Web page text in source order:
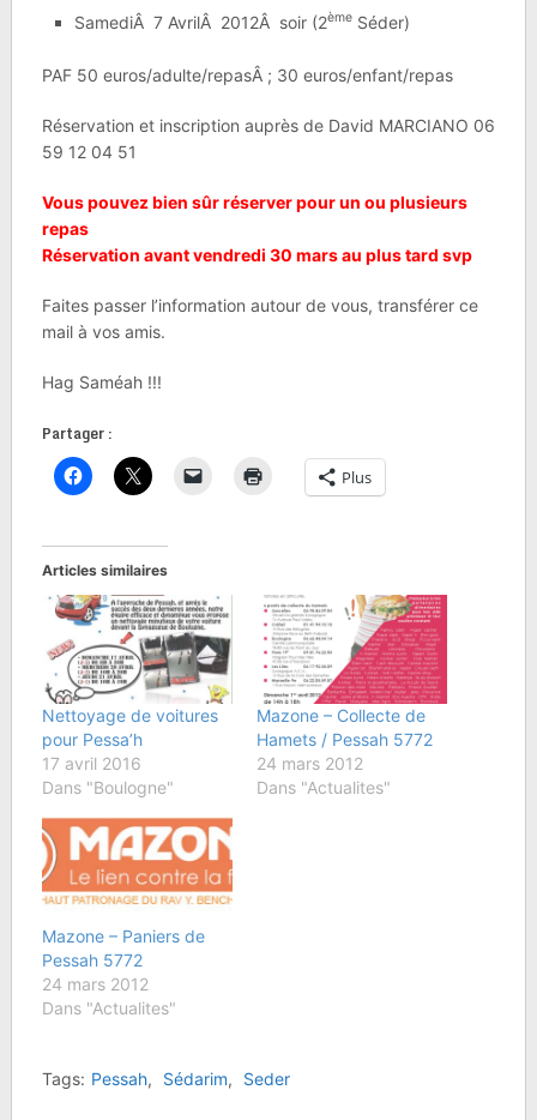
SamediÂ 7 AvrilÂ 2012Â soir (2èmeSéder)
PAF 50 euros/adulte/repasÂ ; 30 euros/enfant/repas
Réservation et inscription auprès de David MARCIANO 06
59 12 04 51
Vous pouvez bien sûr réserver pour un ou plusieurs
repas
Réservation avant vendredi 30 mars au plus tard svp
Faites passer l’information autour de vous, transférer ce
mail à vos amis.
Hag Saméah !!!
Partager :
Plus
Articles similaires
Nettoyage de voitures
pour Pessa’h
17 avril 2016
Dans "Boulogne"
Mazone – Collecte de
Hamets / Pessah 5772
24 mars 2012
Dans "Actualites"
Mazone – Paniers de
Pessah 5772
24 mars 2012
Dans "Actualites"
Tags: Pessah, Sédarim, Seder